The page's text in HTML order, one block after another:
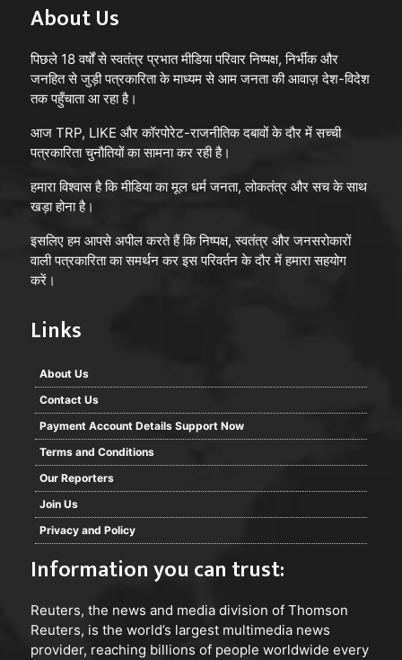
About Us
पिछले 18 वर्षों से स्वतंत्र प्रभात मीडिया परिवार निष्पक्ष, निर्भीक और
जनहित से जुड़ी पत्रकारिता के माध्यम से आम जनता की आवाज़ देश-विदेश
तक पहुँचाता आ रहा है।
आज TRP, LIKE और कॉरपोरेट-राजनीतिक दबावों के दौर में सच्ची
पत्रकारिता चुनौतियों का सामना कर रही है।
हमारा विश्वास है कि मीडिया का मूल धर्म जनता, लोकतंत्र और सच के साथ
खड़ा होना है।
इसलिए हम आपसे अपील करते हैं कि निष्पक्ष, स्वतंत्र और जनसरोकारों
वाली पत्रकारिता का समर्थन कर इस परिवर्तन के दौर में हमारा सहयोग
करें।
Links
About Us
Contact Us
Payment Account Details Support Now
Terms and Conditions
Our Reporters
Join Us
Privacy and Policy
Information you can trust:
Reuters, the news and media division of Thomson
Reuters, is the world’s largest multimedia news
provider, reaching billions of people worldwide every